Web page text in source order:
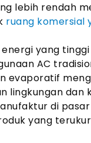
lebih rendah
ruang komersial
energi yang
AC
evaporatif
lingkungan dan
di
yang terukur